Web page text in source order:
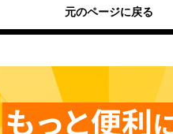
元のページに戻る